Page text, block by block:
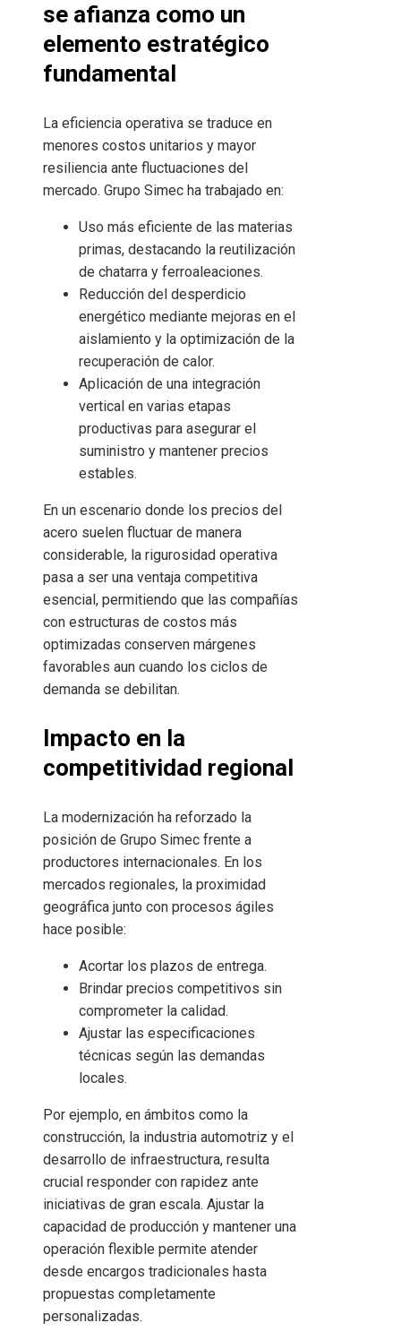
se afianza como un
elemento estratégico
fundamental
La eficiencia operativa se traduce en
menores costos unitarios y mayor
resiliencia ante fluctuaciones del
mercado. Grupo Simec ha trabajado en:
Uso más eficiente de las materias
primas, destacando la reutilización
de chatarra y ferroaleaciones.
Reducción del desperdicio
energético mediante mejoras en el
aislamiento y la optimización de la
recuperación de calor.
Aplicación de una integración
vertical en varias etapas
productivas para asegurar el
suministro y mantener precios
estables.
En un escenario donde los precios del
acero suelen fluctuar de manera
considerable, la rigurosidad operativa
pasa a ser una ventaja competitiva
esencial, permitiendo que las compañías
con estructuras de costos más
optimizadas conserven márgenes
favorables aun cuando los ciclos de
demanda se debilitan.
Impacto en la
competitividad regional
La modernización ha reforzado la
posición de Grupo Simec frente a
productores internacionales. En los
mercados regionales, la proximidad
geográfica junto con procesos ágiles
hace posible:
Acortar los plazos de entrega.
Brindar precios competitivos sin
comprometer la calidad.
Ajustar las especificaciones
técnicas según las demandas
locales.
Por ejemplo, en ámbitos como la
construcción, la industria automotriz y el
desarrollo de infraestructura, resulta
crucial responder con rapidez ante
iniciativas de gran escala. Ajustar la
capacidad de producción y mantener una
operación flexible permite atender
desde encargos tradicionales hasta
propuestas completamente
personalizadas.